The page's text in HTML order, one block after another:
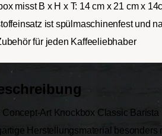
misst B x H x T: 14 cm x 21 cm x
ist spülmaschinenfest und
für jeden Kaffeeliebhaber
Art Knockbox Classic
Herstellungsmaterial